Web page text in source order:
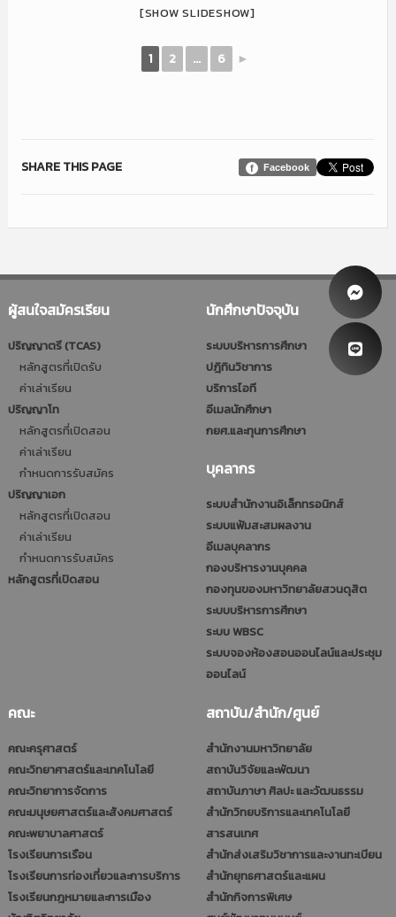
[SHOW SLIDESHOW]
1 2 ... 6 ►
Facebook
SHARE THIS PAGE
ผู้สนใจสมัครเรียน
ปริญญาตรี (TCAS)
หลักสูตรที่เปิดรับ
ค่าเล่าเรียน
ปริญญาโท
หลักสูตรที่เปิดสอน
ค่าเล่าเรียน
กำหนดการรับสมัคร
ปริญญาเอก
หลักสูตรที่เปิดสอน
ค่าเล่าเรียน
กำหนดการรับสมัคร
หลักสูตรที่เปิดสอน
นักศึกษาปัจจุบัน
ระบบบริหารการศึกษา
ปฎิทินวิชาการ
บริการไอที
อีเมลนักศึกษา
กยศ.และทุนการศึกษา
บุคลากร
ระบบสำนักงานอิเล็กทรอนิกส์
ระบบแฟ้มสะสมผลงาน
อีเมลบุคลากร
กองบริหารงานบุคคล
กองทุนของมหาวิทยาลัยสวนดุสิต
ระบบบริหารการศึกษา
ระบบ WBSC
ระบบจองห้องสอนออนไลน์และประชุม
ออนไลน์
คณะ
คณะครุศาสตร์
คณะวิทยาศาสตร์และเทคโนโลยี
คณะวิทยาการจัดการ
คณะมนุษยศาสตร์และสังคมศาสตร์
คณะพยาบาลศาสตร์
โรงเรียนการเรือน
โรงเรียนการท่องเที่ยวและการบริการ
โรงเรียนกฎหมายและการเมือง
สถาบัน/สำนัก/ศูนย์
สำนักงานมหาวิทยาลัย
สถาบันวิจัยและพัฒนา
สถาบันภาษา ศิลปะ และวัฒนธรรม
สำนักวิทยบริการและเทคโนโลยี
สารสนเทศ
สำนักส่งเสริมวิชาการและงานทะเบียน
สำนักยุทธศาสตร์และแผน
สำนักกิจการพิเศษ